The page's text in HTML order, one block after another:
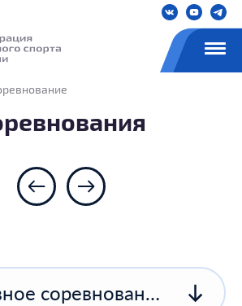
Спортивное соревнование спортивной организации